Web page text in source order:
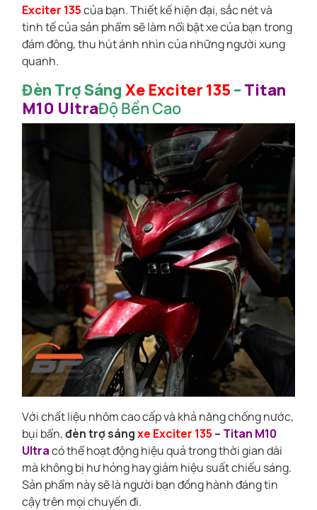
Exciter 135của bạn. Thiết kế hiện đại, sắc nét và
tinh tế của sản phẩm sẽ làm nổi bật xe của bạn trong
đám đông, thu hút ánh nhìn của những người xung
quanh.
Đèn Trợ Sáng Xe Exciter 135 – Titan
M10 UltraĐộ Bền Cao
Với chất liệu nhôm cao cấp và khả năng chống nước,
bụi bẩn,đèn trợ sángxe Exciter 135 – Titan M10
Ultracó thể hoạt động hiệu quả trong thời gian dài
mà không bị hư hỏng hay giảm hiệu suất chiếu sáng.
Sản phẩm này sẽ là người bạn đồng hành đáng tin
cậy trên mọi chuyến đi.